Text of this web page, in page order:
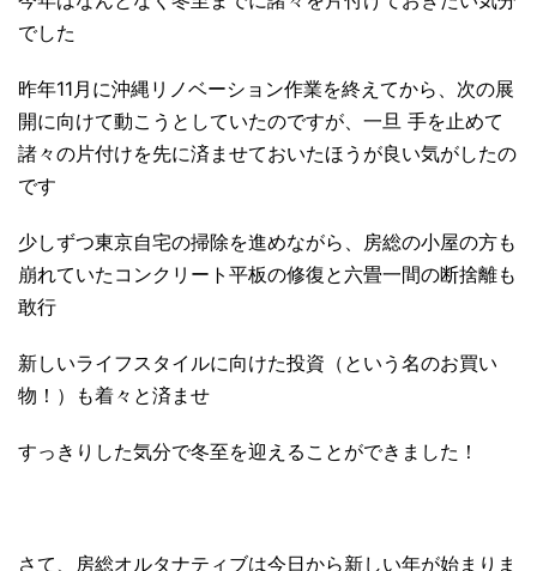
でした
昨年11月に沖縄リノベーション作業を終えてから、次の展
開に向けて動こうとしていたのですが、一旦 手を止めて
諸々の片付けを先に済ませておいたほうが良い気がしたの
です
少しずつ東京自宅の掃除を進めながら、房総の小屋の方も
崩れていたコンクリート平板の修復と六畳一間の断捨離も
敢行
新しいライフスタイルに向けた投資（という名のお買い
物！）も着々と済ませ
すっきりした気分で冬至を迎えることができました！
さて、房総オルタナティブは今日から新しい年が始まりま